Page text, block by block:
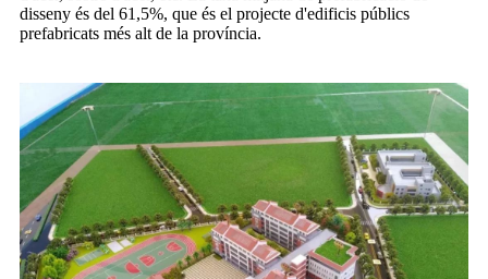
disseny és del 61,5%, que és el projecte d'edificis públics
prefabricats més alt de la província.